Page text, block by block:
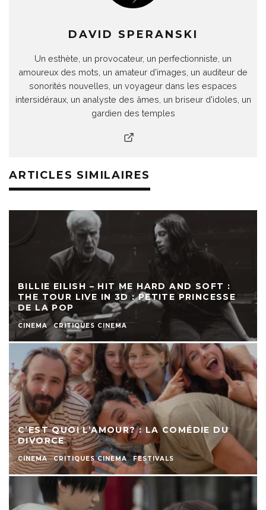
DAVID SPERANSKI
Un esthète, un provocateur, un perfectionniste, un
amoureux des mots, un amateur d'images, un auditeur de
sonorités nouvelles, un voyageur dans les espaces
intersidéraux, un analyste des âmes, un briseur d'idoles, un
gardien des temples
ARTICLES SIMILAIRES
BILLIE EILISH – HIT ME HARD AND SOFT :
THE TOUR LIVE IN 3D : PETITE PRINCESSE
DE LA POP
CINEMA CRITIQUES CINEMA
C’EST QUOI L’AMOUR? : LA COMÉDIE DU
DIVORCE
CINEMA CRITIQUES CINEMA FESTIVALS